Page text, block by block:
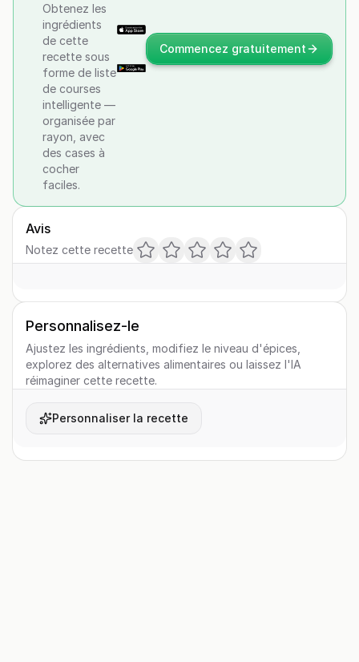
Obtenez les
ingrédients
de cette
recette sous
forme de liste
de courses
intelligente —
organisée par
rayon, avec
des cases à
cocher
faciles.
Commencez gratuitement
Avis
Notez cette recette
Personnalisez-le
Ajustez les ingrédients, modifiez le niveau d'épices,
explorez des alternatives alimentaires ou laissez l'IA
réimaginer cette recette.
Personnaliser la recette